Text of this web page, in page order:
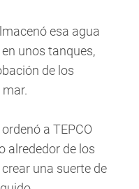
esa agua
unos tanques,
de los
a TEPCO
alrededor de los
una suerte de